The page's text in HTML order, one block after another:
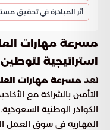
أثر المبادرة في تحقيق
مسرعة مهارات
استراتيجية
تعد مسرعة مهارات
التأمين بالشراكة مع
الكوادر الوطنية
المهارية في سوق العمل